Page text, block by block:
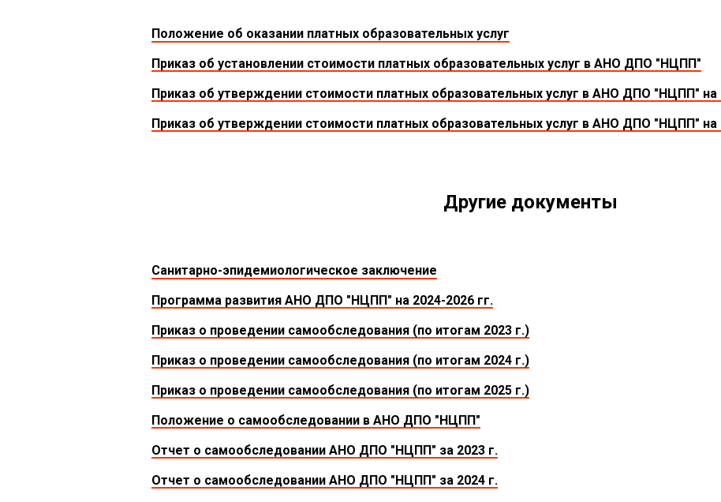
Положение об оказании платных образовательных услуг
Приказ об установлении стоимости платных образовательных услуг в АНО ДПО "НЦПП"
Приказ об утверждении стоимости платных образовательных услуг в АНО ДПО "НЦПП" на
Приказ об утверждении стоимости платных образовательных услуг в АНО ДПО "НЦПП" на
Другие документы
Санитарно-эпидемиологическое заключение
Программа развития АНО ДПО "НЦПП" на 2024-2026 гг.
Приказ о проведении самообследования (по итогам 2023 г.)
Приказ о проведении самообследования (по итогам 2024 г.)
Приказ о проведении самообследования (по итогам 2025 г.)
Положение о самообследовании в АНО ДПО "НЦПП"
Отчет о самообследовании АНО ДПО "НЦПП" за 2023 г.
Отчет о самообследовании АНО ДПО "НЦПП" за 2024 г.